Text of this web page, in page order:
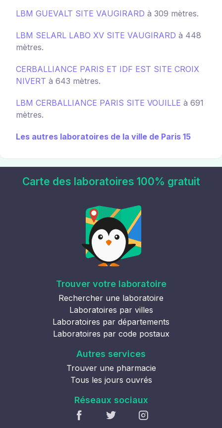
LBM GUEVALT SITE VAUGIRARD à 309 mètres.
LBM SELARL LABO XV SITE VAUGIRARD à 448
mètres.
CERBALLIANCE PARIS ET IDF EST SITE CROIX
NIVERT à 643 mètres.
LBM CERBALLIANCE PARIS SITE VOUILLE à 691
mètres.
Les autres laboratoires de la ville de Paris 15
Carte des laboratoires 100% gratuit
Trouver votre laboratoire
Rechercher une laboratoire
Laboratoires par villes
Laboratoires par départements
Laboratoires par code postaux
Autres services
Trouver une pharmacie
Tous les jours ouvrés
Réseaux sociaux